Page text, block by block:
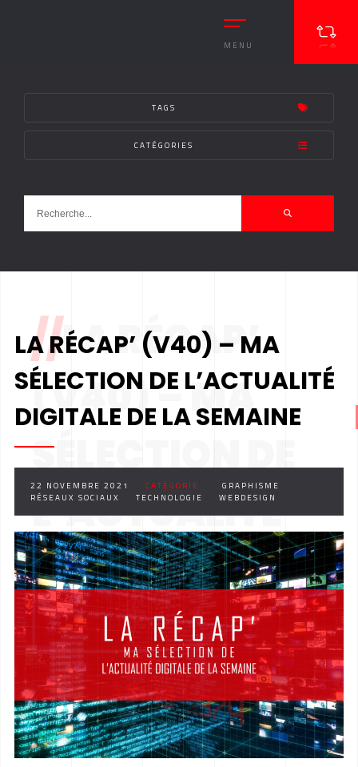
MENU
TAGS
CATÉGORIES
//LA RÉCAP’
(V40) – MA
SÉLECTION DE
L’ACTUALITÉ
DIGITALE DE LA
SEMAINE
LA RÉCAP’ (V40) – MA
SÉLECTION DE L’ACTUALITÉ
DIGITALE DE LA SEMAINE
22 NOVEMBRE 2021 CATÉGORIE :
GRAPHISME
RÉSEAUX SOCIAUX
TECHNOLOGIE WEBDESIGN